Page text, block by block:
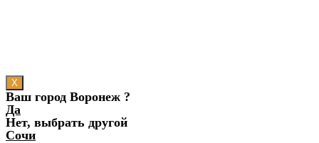
X
Ваш город Воронеж ?
Да
Нет, выбрать другой
Сочи